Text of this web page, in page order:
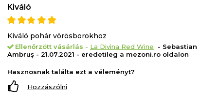
Kiváló
Kiváló pohár vörösborokhoz
Ellenőrzött vásárlás - La Divina Red Wine
- Sebastian
Ambruș - 21.07.2021 - eredetileg a mezoni.ro oldalon
Hasznosnak találta ezt a véleményt?
Hozzászólni